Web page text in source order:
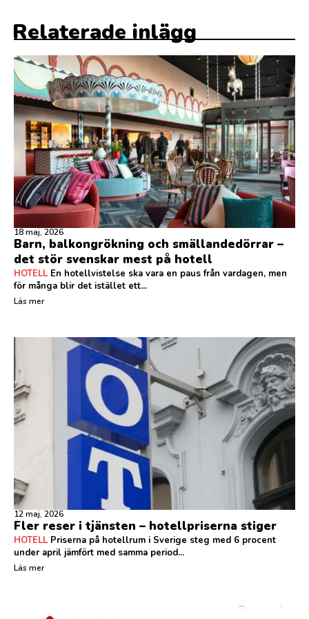
Relaterade inlägg
18 maj, 2026
Barn, balkongrökning och smällandedörrar –
det stör svenskar mest på hotell
HOTELL En hotellvistelse ska vara en paus från vardagen, men
för många blir det istället ett...
Läs mer
12 maj, 2026
Fler reser i tjänsten – hotellpriserna stiger
HOTELL Priserna på hotellrum i Sverige steg med 6 procent
under april jämfört med samma period...
Läs mer